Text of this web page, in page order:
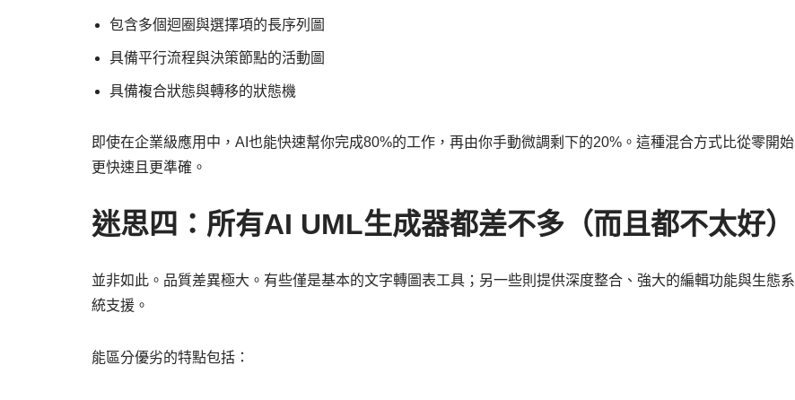
包含多個迴圈與選擇項的長序列圖
具備平行流程與決策節點的活動圖
具備複合狀態與轉移的狀態機
即使在企業級應用中，AI也能快速幫你完成80%的工作，再由你手動微調剩下的20%。這種混合方式比從零開始
更快速且更準確。
迷思四：所有AI UML生成器都差不多（而且都不太好）
並非如此。品質差異極大。有些僅是基本的文字轉圖表工具；另一些則提供深度整合、強大的編輯功能與生態系
統支援。
能區分優劣的特點包括：